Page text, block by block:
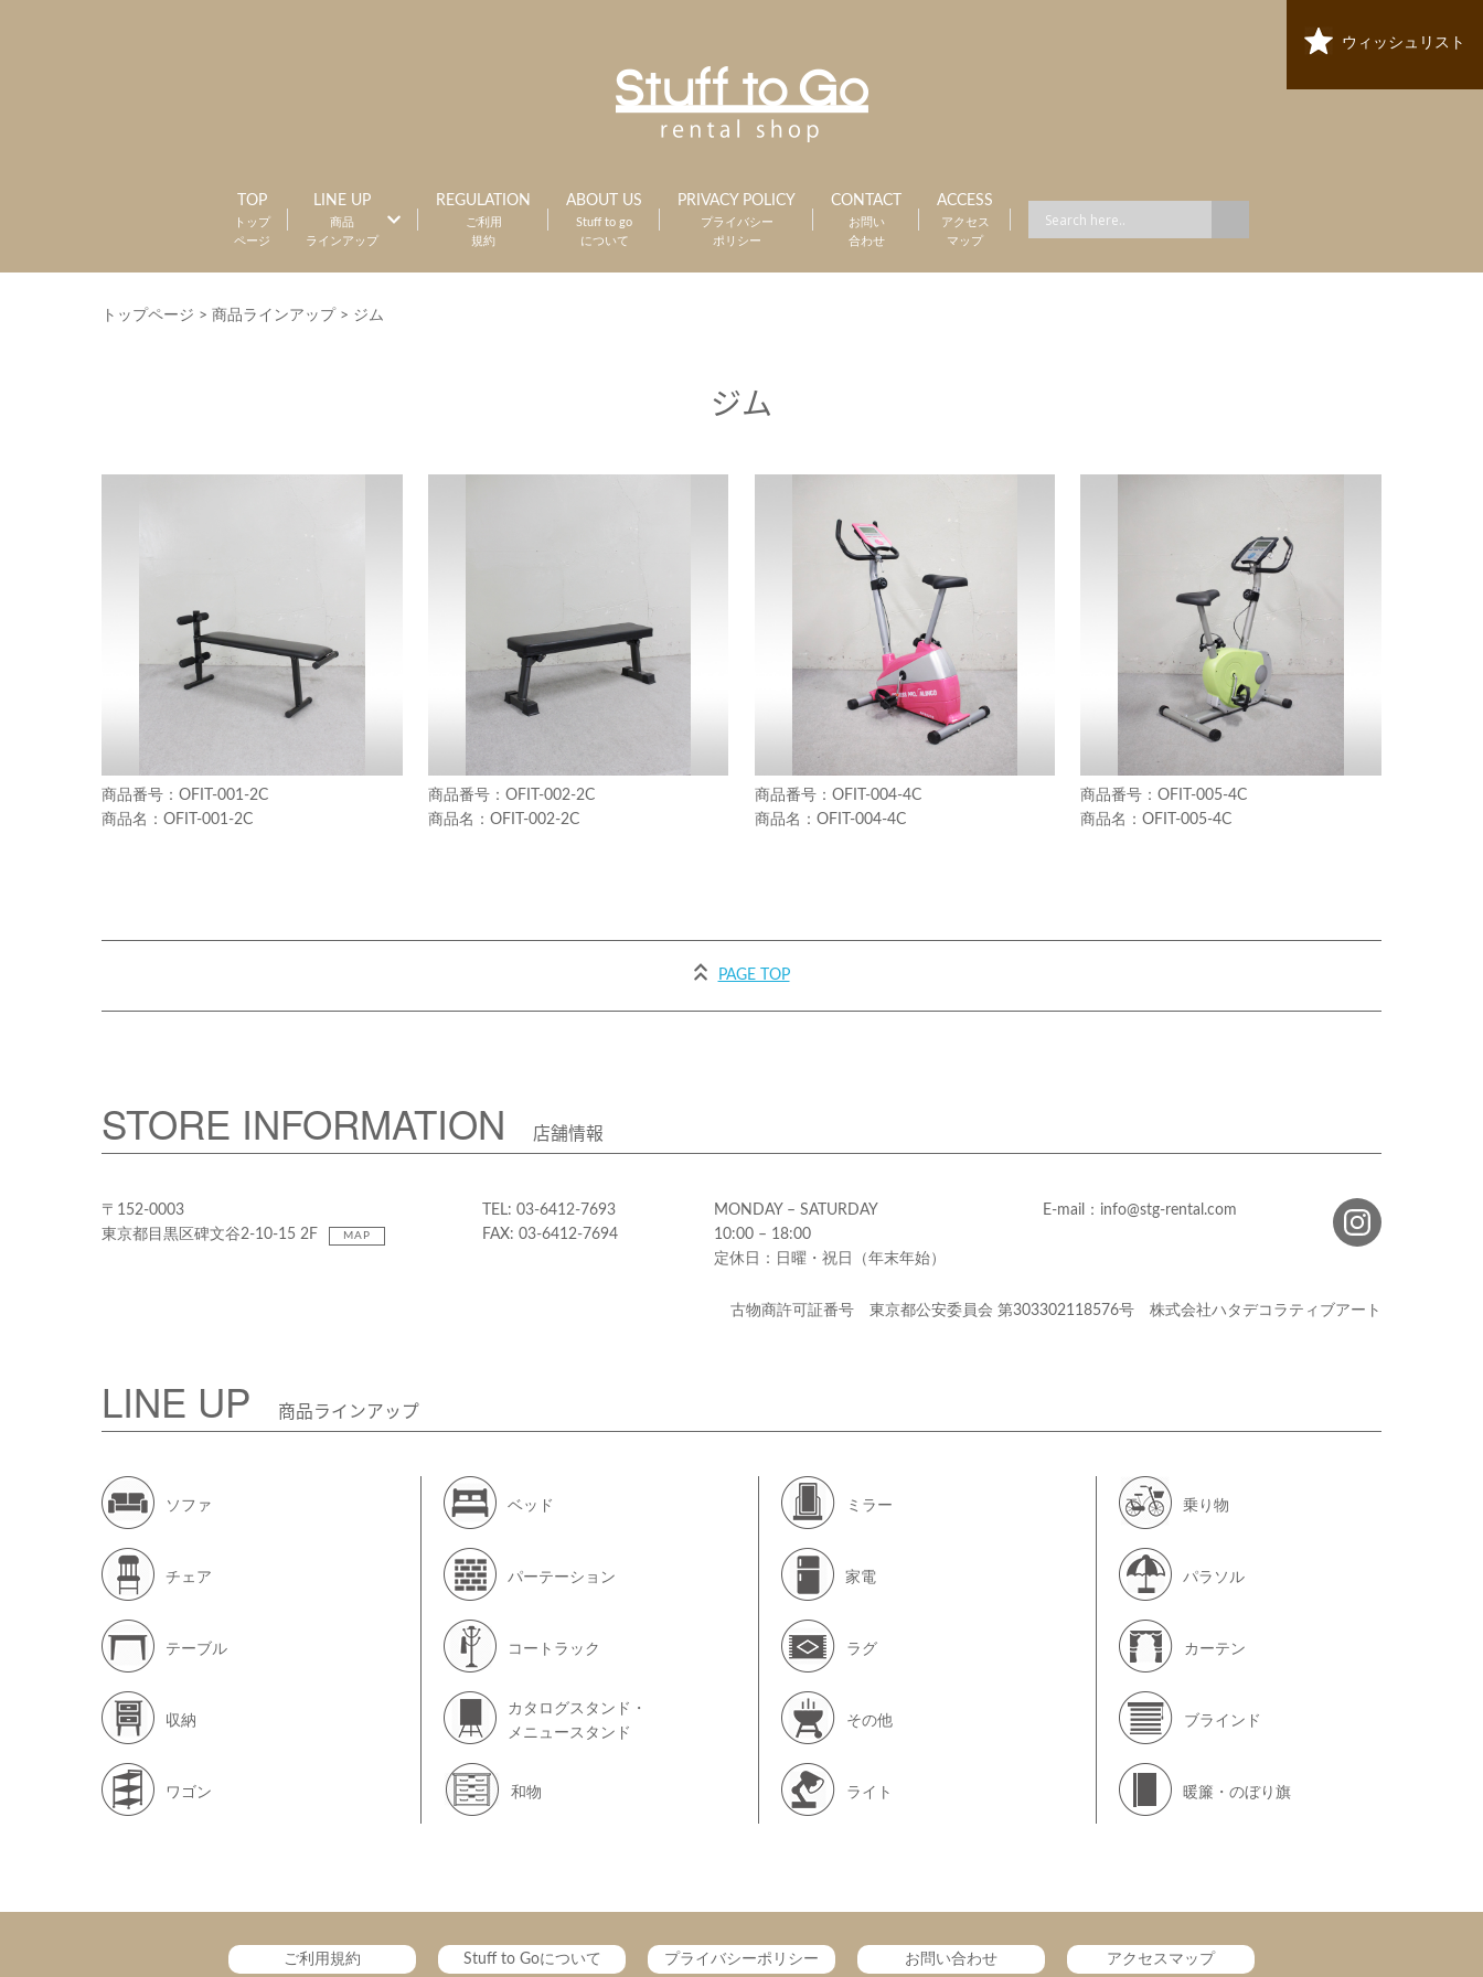
ウィッシュリスト
TOP
トップ
ページ
LINE UP
商品
ラインアップ
REGULATION
ご利用
規約
ABOUT US
Stuff to go
について
PRIVACY POLICY
プライバシー
ポリシー
CONTACT
お問い
合わせ
ACCESS
アクセス
マップ
トップページ > 商品ラインアップ > ジム
ジム
OFIT-001-2C
OFIT-001-2C
OFIT-002-2C
OFIT-002-2C
OFIT-004-4C
OFIT-004-4C
OFIT-005-4C
OFIT-005-4C
PAGE TOP
STORE INFORMATION 店舗情報
〒152-0003
東京都目黒区碑文谷2-10-15 2F
MAP
TEL: 03-6412-7693
FAX: 03-6412-7694
MONDAY – SATURDAY
10:00 – 18:00
定休日：日曜・祝日（年末年始）
E-mail：info@stg-rental.com
古物商許可証番号 東京都公安委員会 第303302118576号 株式会社ハタデコラティブアート
LINE UP 商品ラインアップ
ソファ
チェア
テーブル
収納
ワゴン
ベッド
パーテーション
コートラック
カタログスタンド・
メニュースタンド
和物
ミラー
家電
ラグ
その他
ライト
乗り物
パラソル
カーテン
ブラインド
暖簾・のぼり旗
ご利用規約 Stuff to Goについて プライバシーポリシー お問い合わせ アクセスマップ